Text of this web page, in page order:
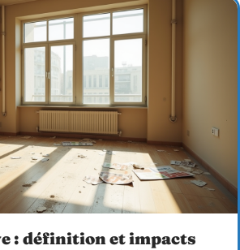
: définition et impacts